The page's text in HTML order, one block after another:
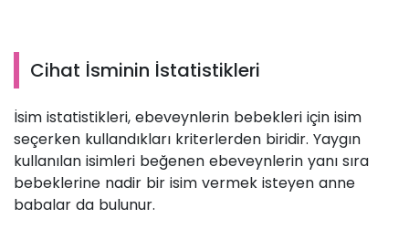
Cihat İsminin İstatistikleri
İsim istatistikleri, ebeveynlerin bebekleri için isim
seçerken kullandıkları kriterlerden biridir. Yaygın
kullanılan isimleri beğenen ebeveynlerin yanı sıra
bebeklerine nadir bir isim vermek isteyen anne
babalar da bulunur.